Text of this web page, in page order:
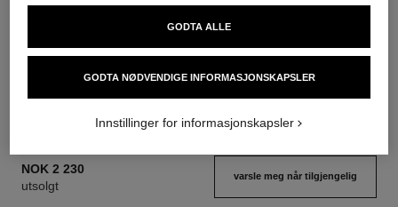
Flash
32 tilgjengelige nyanser
Ref. 126260
starter fra
nok 1 090
NOK 2 230
utsolgt
varsle meg når tilgjengelig
GODTA NØDVENDIGE INFORMASJONSKAPSLER
GODTA ALLE
Innstillinger for informasjonskapsler